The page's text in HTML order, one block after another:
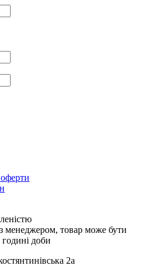
менеджером, товар може бути
доби
2а